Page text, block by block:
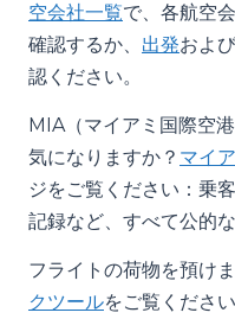
空会社一覧で、各航空
確認するか、 出発および
認ください。
MIA（マイアミ国際空
気になりますか？ マイ
ジをご覧ください：乗
記録など、すべて公的
フライトの荷物を預け
クツールをご覧くださ